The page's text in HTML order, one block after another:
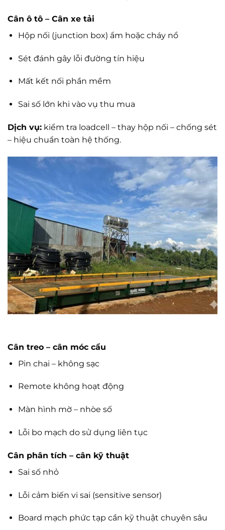
Cân ô tô – Cân xe tải
Hộp nối (junction box) ẩm hoặc cháy nổ
Sét đánh gây lỗi đường tín hiệu
Mất kết nối phần mềm
Sai số lớn khi vào vụ thu mua
Dịch vụ: kiểm tra loadcell – thay hộp nối – chống sét
– hiệu chuẩn toàn hệ thống.
Cân treo – cân móc cẩu
Pin chai – không sạc
Remote không hoạt động
Màn hình mờ – nhòe số
Lỗi bo mạch do sử dụng liên tục
Cân phân tích – cân kỹ thuật
Sai số nhỏ
Lỗi cảm biến vi sai (sensitive sensor)
Board mạch phức tạp cần kỹ thuật chuyên sâu